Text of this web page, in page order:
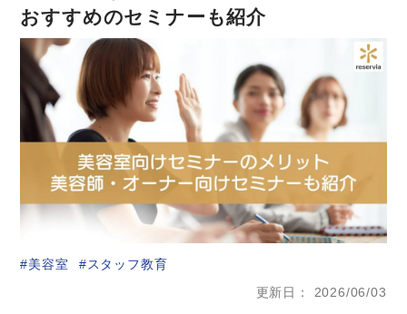
おすすめのセミナーも紹介
美容室
スタッフ教育
更新日
2026/06/03